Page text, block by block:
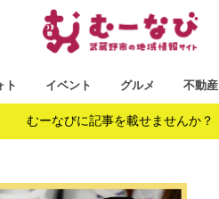
ト イベント グルメ 不動産
むーなびに記事を載せませんか？